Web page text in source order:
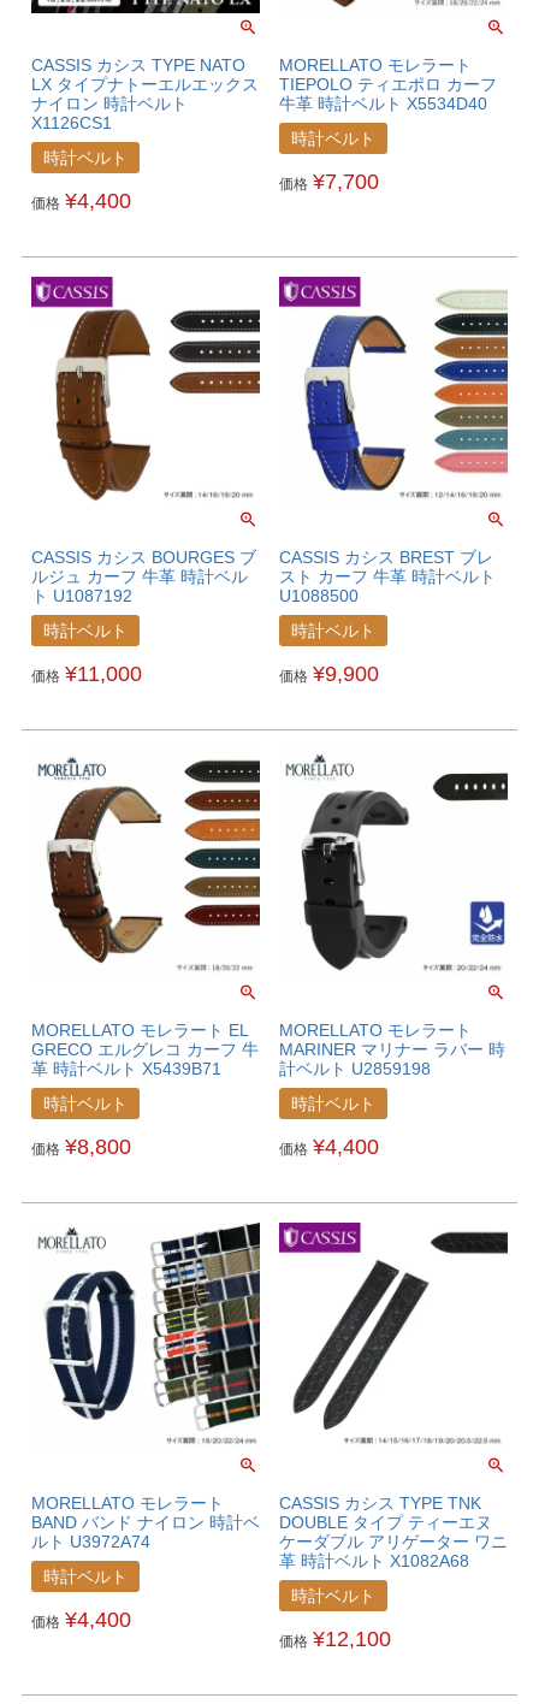
CASSIS カシス TYPE NATO
LX タイプナトーエルエックス
ナイロン 時計ベルト
X1126CS1
時計ベルト
価格 ¥4,400
MORELLATO モレラート
TIEPOLO ティエポロ カーフ
牛革 時計ベルト X5534D40
時計ベルト
価格 ¥7,700
CASSIS カシス BOURGES ブ
ルジュ カーフ 牛革 時計ベル
ト U1087192
時計ベルト
価格 ¥11,000
CASSIS カシス BREST ブレ
スト カーフ 牛革 時計ベルト
U1088500
時計ベルト
価格 ¥9,900
MORELLATO モレラート EL
GRECO エルグレコ カーフ 牛
革 時計ベルト X5439B71
時計ベルト
価格 ¥8,800
MORELLATO モレラート
MARINER マリナー ラバー 時
計ベルト U2859198
時計ベルト
価格 ¥4,400
MORELLATO モレラート
BAND バンド ナイロン 時計ベ
ルト U3972A74
時計ベルト
価格 ¥4,400
CASSIS カシス TYPE TNK
DOUBLE タイプ ティーエヌ
ケーダブル アリゲーター ワニ
革 時計ベルト X1082A68
時計ベルト
価格 ¥12,100